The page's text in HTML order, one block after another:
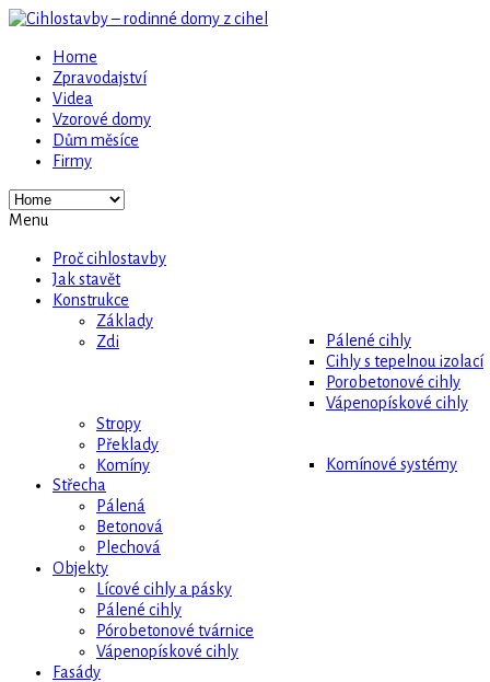
Home
Zpravodajství
Videa
Vzorové domy
Dům měsíce
Firmy
Menu
Proč cihlostavby
Jak stavět
Konstrukce
Základy
Zdi
Pálené cihly
Cihly s tepelnou izolací
Porobetonové cihly
Vápenopískové cihly
Stropy
Překlady
Komíny
Komínové systémy
Střecha
Pálená
Betonová
Plechová
Objekty
Lícové cihly a pásky
Pálené cihly
Pórobetonové tvárnice
Vápenopískové cihly
Fasády